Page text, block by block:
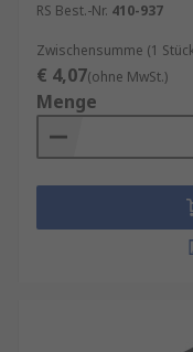
RS Best.-Nr. 410-937
Zwischensumme (1
€ 4,07(ohne MwSt.)
Menge